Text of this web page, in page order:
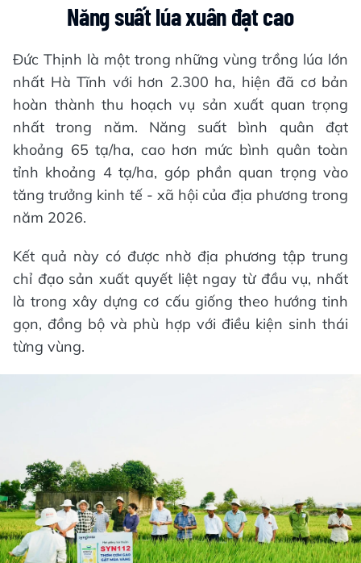
Năng suất lúa xuân đạt cao
Đức Thịnh là một trong những vùng trồng lúa lớn
nhất Hà Tĩnh với hơn 2.300 ha, hiện đã cơ bản
hoàn thành thu hoạch vụ sản xuất quan trọng
nhất trong năm. Năng suất bình quân đạt
khoảng 65 tạ/ha, cao hơn mức bình quân toàn
tỉnh khoảng 4 tạ/ha, góp phần quan trọng vào
tăng trưởng kinh tế - xã hội của địa phương trong
năm 2026.
Kết quả này có được nhờ địa phương tập trung
chỉ đạo sản xuất quyết liệt ngay từ đầu vụ, nhất
là trong xây dựng cơ cấu giống theo hướng tinh
gọn, đồng bộ và phù hợp với điều kiện sinh thái
từng vùng.